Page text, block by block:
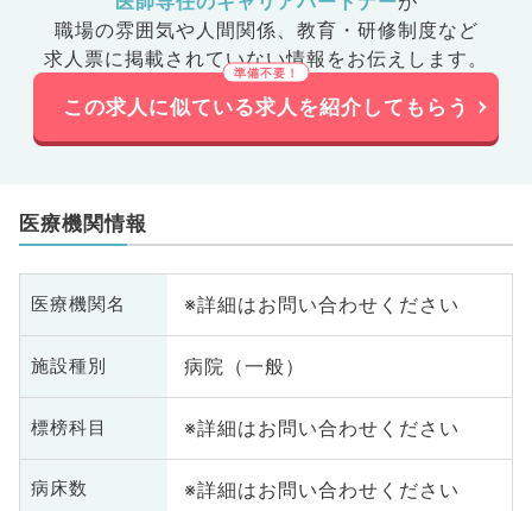
職場の雰囲気や人間関係、 教育・研修制度など
求人票に掲載されていない情報をお伝えします。
この求人に似ている求人を紹介してもらう
医療機関情報
医療機関名 ※詳細はお問い合わせください
施設種別 病院（一般）
標榜科目 ※詳細はお問い合わせください
病床数 ※詳細はお問い合わせください